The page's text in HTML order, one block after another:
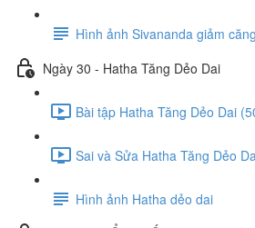
Hình ảnh Sivananda giảm
Ngày 30 - Hatha Tăng Dẻo Dai
Bài tập Hatha Tăng Dẻo Dai
Sai và Sửa Hatha Tăng Dẻo
Hình ảnh Hatha dẻo dai